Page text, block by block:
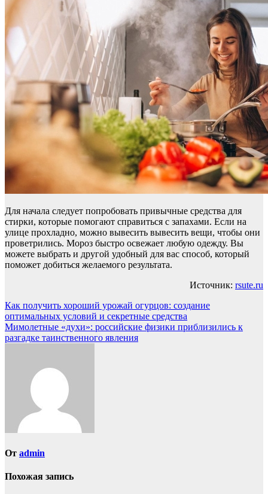
Для начала следует попробовать привычные средства для
стирки, которые помогают справиться с запахами. Если на
улице прохладно, можно вывесить вывесить вещи, чтобы они
проветрились. Мороз быстро освежает любую одежду. Вы
можете выбрать и другой удобный для вас способ, который
поможет добиться желаемого результата.
Источник: rsute.ru
Навигация
по
записям
Как получить хороший урожай огурцов: создание
оптимальных условий и секретные средства
Мимолетные «духи»: российские физики приблизились к
разгадке таинственного явления
От admin
Похожая запись